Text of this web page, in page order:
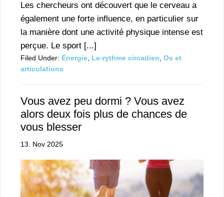
Les chercheurs ont découvert que le cerveau a
également une forte influence, en particulier sur
la manière dont une activité physique intense est
perçue. Le sport [...]
Filed Under: Énergie, Le-rythme circadien, Os et
articulations
Vous avez peu dormi ? Vous avez
alors deux fois plus de chances de
vous blesser
13. Nov 2025